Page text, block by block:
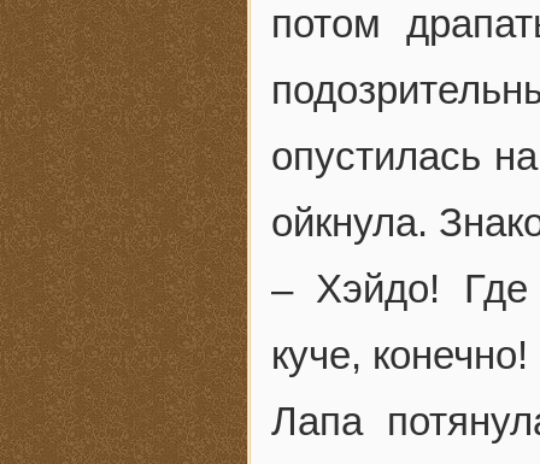
потом
опустилась
ойкнула.
– Хэйдо!
куче, конечно!
Лапа